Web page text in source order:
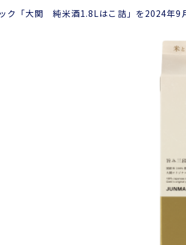
ク「大関 純米酒1.8Lはこ詰」を2024年9